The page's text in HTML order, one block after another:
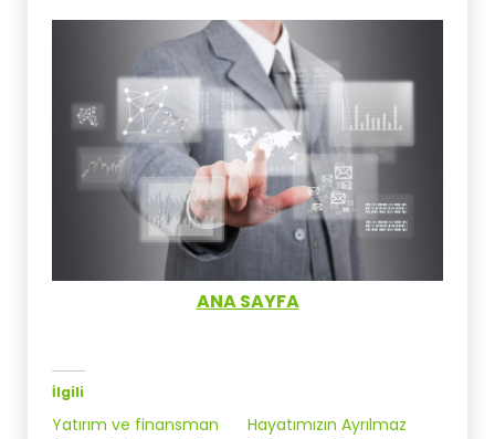
ANA SAYFA
İlgili
Yatırım ve finansman
Hayatımızın Ayrılmaz